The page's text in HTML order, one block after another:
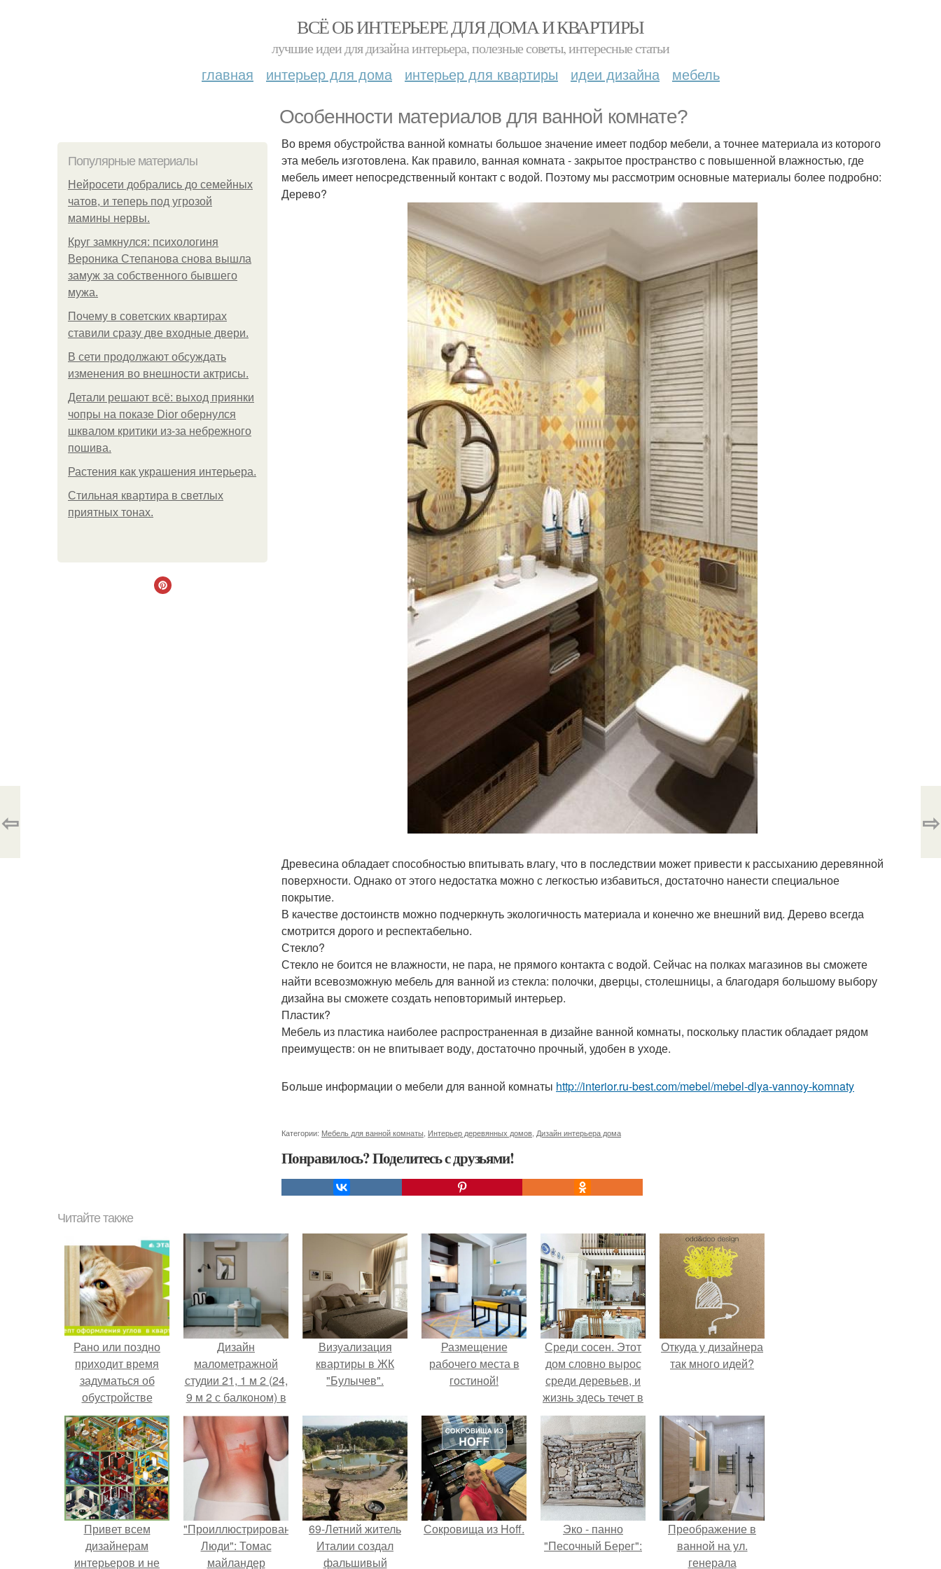
ВСЁ ОБ ИНТЕРЬЕРЕ ДЛЯ ДОМА И КВАРТИРЫ
лучшие идеи для дизайна интерьера, полезные советы, интересные статьи
главная интерьер для дома интерьер для квартиры идеи дизайна мебель
Особенности материалов для ванной комнате?
Популярные материалы
Нейросети добрались до семейных
чатов, и теперь под угрозой
мамины нервы.
Круг замкнулся: психологиня
Вероника Степанова снова вышла
замуж за собственного бывшего
мужа.
Почему в советских квартирах
ставили сразу две входные двери.
В сети продолжают обсуждать
изменения во внешности актрисы.
Детали решают всё: выход приянки
чопры на показе Dior обернулся
шквалом критики из-за небрежного
пошива.
Растения как украшения интерьера.
Стильная квартира в светлых
приятных тонах.
Во время обустройства ванной комнаты большое значение имеет подбор мебели, а точнее материала из которого
эта мебель изготовлена. Как правило, ванная комната - закрытое пространство с повышенной влажностью, где
мебель имеет непосредственный контакт с водой. Поэтому мы рассмотрим основные материалы более подробно:
Дерево?
Древесина обладает способностью впитывать влагу, что в последствии может привести к рассыханию деревянной
поверхности. Однако от этого недостатка можно с легкостью избавиться, достаточно нанести специальное
покрытие.
В качестве достоинств можно подчеркнуть экологичность материала и конечно же внешний вид. Дерево всегда
смотрится дорого и респектабельно.
Стекло?
Стекло не боится не влажности, не пара, не прямого контакта с водой. Сейчас на полках магазинов вы сможете
найти всевозможную мебель для ванной из стекла: полочки, дверцы, столешницы, а благодаря большому выбору
дизайна вы сможете создать неповторимый интерьер.
Пластик?
Мебель из пластика наиболее распространенная в дизайне ванной комнаты, поскольку пластик обладает рядом
преимуществ: он не впитывает воду, достаточно прочный, удобен в уходе.
Больше информации о мебели для ванной комнаты http://interior.ru-best.com/mebel/mebel-dlya-vannoy-komnaty
Категории: Мебель для ванной комнаты Интерьер деревянных домов Дизайн интерьера дома
Понравилось? Поделитесь с друзьями!
⇦ ⇨
Читайте также
Рано или поздно
приходит время
задуматься об
обустройстве
квартиры.
Дизайн
малометражной
студии 21, 1 м 2 (24,
9 м 2 с балконом) в
Краснодаре.
Визуализация
квартиры в ЖК
"Булычев".
Размещение
рабочего места в
гостиной!
Среди сосен. Этот
дом словно вырос
среди деревьев, и
жизнь здесь течет в
собственном ритме
- спокойно, без
спешки и лишнего
шума.
Откуда у дизайнера
так много идей?
Привет всем
дизайнерам
интерьеров и не
"Проиллюстрированные
Люди": Томас
майландер
69-Летний житель
Италии создал
фальшивый
Сокровища из Hoff.
Эко - панно
"Песочный Берег":
Преображение в
ванной на ул.
генерала